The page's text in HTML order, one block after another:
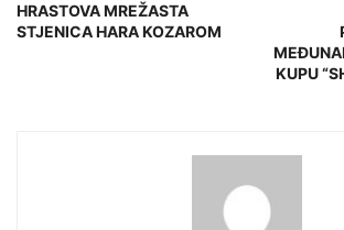
HRASTOVA MREŽASTA
STJENICA HARA KOZAROM
KUPU